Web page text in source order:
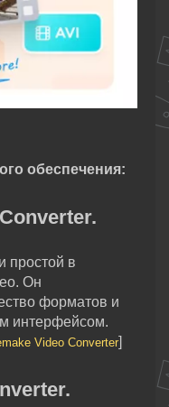
обеспечения:
простой в
Он
форматов и
интерфейсом.
Video Converter]